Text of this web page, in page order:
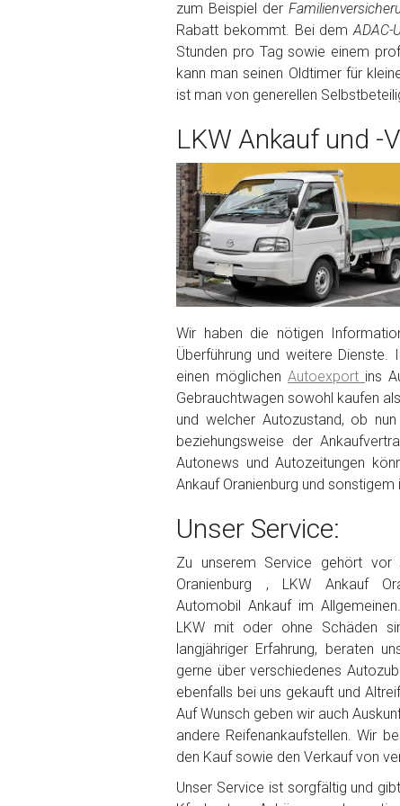
Fertig
Wie viel ist 10+2 ? *
zum Beispiel der
Rabatt bekommt. Bei demADAC-
Stunden pro Tag sowie einem
kann man seinen Oldtimer für
ist man von generellen
LKW Ankauf und -
Wir haben die nötigen
Überführung und weitere
einen möglichenAutoexport ins
Gebrauchtwagen sowohl kaufen
und welcher Autozustand, ob
beziehungsweise der
Autonews und Autozeitungen
Ankauf Oranienburg und sonstigem
Unser Service:
Zu unserem Service gehört vor
Oranienburg , LKW Ankauf
Automobil Ankauf im
LKW mit oder ohne Schäden
langjähriger Erfahrung, beraten
gerne über verschiedenes
ebenfalls bei uns gekauft und
Auf Wunsch geben wir auch
andere Reifenankaufstellen. Wir
den Kauf sowie den Verkauf von
Unser Service ist sorgfältig und